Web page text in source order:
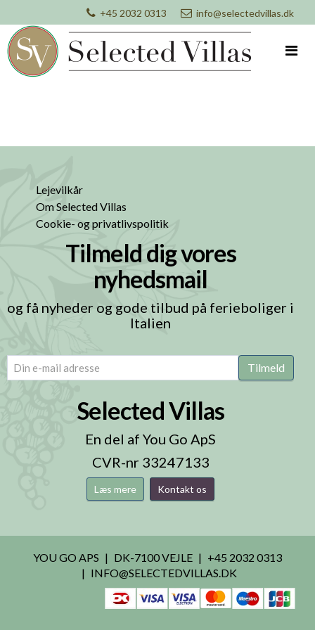
+45 2032 0313 info@selectedvillas.dk
Lejevilkår
Om Selected Villas
Cookie- og privatlivspolitik
Tilmeld dig vores
nyhedsmail
og få nyheder og gode tilbud på ferieboliger i
Italien
email (Påkrævet) Tilmeld
Selected Villas
En del af You Go ApS
CVR-nr 33247133
Læs mere Kontakt os
YOU GO APS DK-7100 VEJLE
+45 2032 0313
INFO@SELECTEDVILLAS.DK